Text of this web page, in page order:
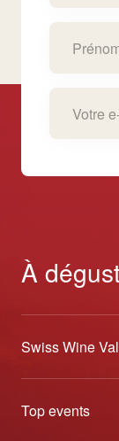
À
Swiss Wine
À propos
Blog
Top events